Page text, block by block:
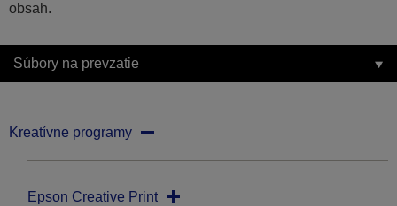
obsah.
Súbory na prevzatie
Kreatívne programy
Epson Creative Print